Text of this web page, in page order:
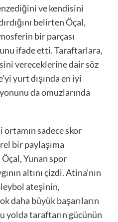
ve kendisini
belirten Öçal,
bir parçası
ifade etti. Taraftarlara,
vereceklerine dair söz
yurt dışında en iyi
da omuzlarında
sadece skor
bir paylaşıma
Yunan spor
altını çizdi. Atina’nın
ateşinin,
daha büyük başarıların
yolda taraftarın gücünün